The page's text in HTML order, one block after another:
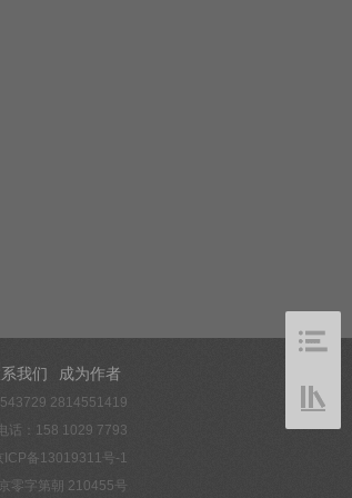
我们 成为作者
2814551419
话：158 1029 7793
ICP备13019311号-1
零字第朝 210455号